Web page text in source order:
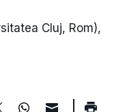
Cluj, Rom),